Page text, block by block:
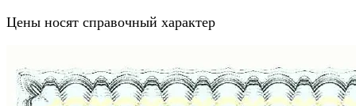
Цены носят справочный характер